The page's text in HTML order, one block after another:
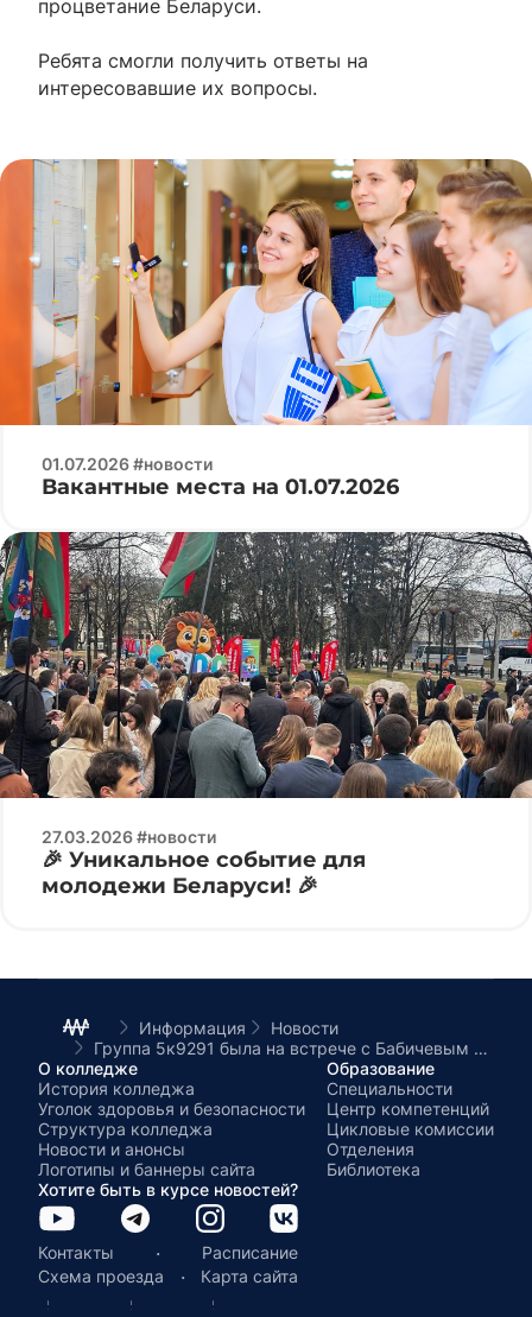
процветание Беларуси.
Ребята смогли получить ответы на
интересовавшие их вопросы.
01.07.2026 #новости
Вакантные места на 01.07.2026
27.03.2026 #новости
🎉 Уникальное событие для
молодежи Беларуси! 🎉
Информация
Новости
Группа 5к9291 была на встрече с Бабичевым Владимиром Геннадьевичем, член Постоянной комиссии по экологии и природопользованию
О колледже
История колледжа
Уголок здоровья и безопасности
Структура колледжа
Новости и анонсы
Логотипы и баннеры сайта
Образование
Специальности
Центр компетенций
Цикловые комиссии
Отделения
Библиотека
Хотите быть в курсе новостей?
Контакты ·
Расписание
Схема проезда
· Карта сайта